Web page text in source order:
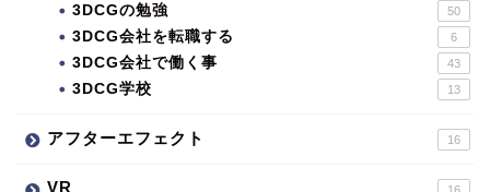
3DCGの勉強 50
3DCG会社を転職する 6
3DCG会社で働く事 43
3DCG学校 13
アフターエフェクト 16
VR